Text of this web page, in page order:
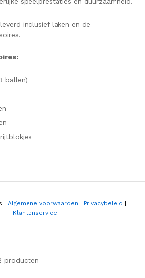
inclusief laken en de
ballen)
| Algemene voorwaarden Privacybeleid
Klantenservice
producten